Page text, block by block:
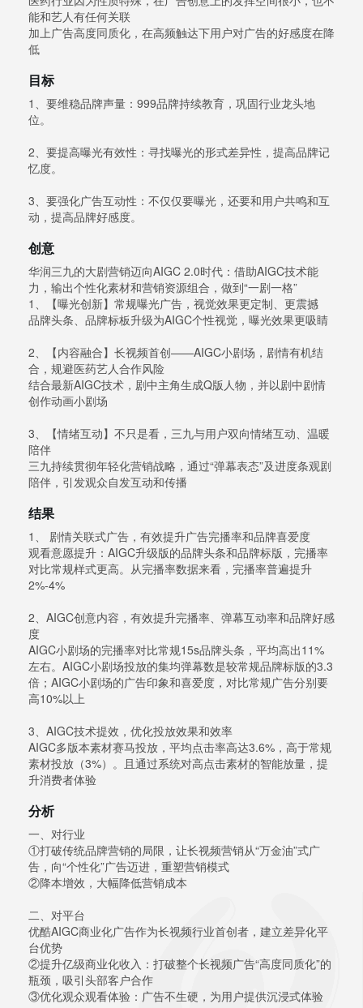
能和艺人有任何关联
加上广告高度同质化，在高频触达下用户对广告的好感度在降
低
目标
1、要维稳品牌声量：999品牌持续教育，巩固行业龙头地
位。
2、要提高曝光有效性：寻找曝光的形式差异性，提高品牌记
忆度。
3、要强化广告互动性：不仅仅要曝光，还要和用户共鸣和互
动，提高品牌好感度。
创意
华润三九的大剧营销迈向AIGC 2.0时代：借助AIGC技术能
力，输出个性化素材和营销资源组合，做到“一剧一格”
1、【曝光创新】常规曝光广告，视觉效果更定制、更震撼
品牌头条、品牌标板升级为AIGC个性视觉，曝光效果更吸睛
2、【内容融合】长视频首创——AIGC小剧场，剧情有机结
合，规避医药艺人合作风险
结合最新AIGC技术，剧中主角生成Q版人物，并以剧中剧情
创作动画小剧场
3、【情绪互动】不只是看，三九与用户双向情绪互动、温暖
陪伴
三九持续贯彻年轻化营销战略，通过“弹幕表态”及进度条观剧
陪伴，引发观众自发互动和传播
结果
1、 剧情关联式广告，有效提升广告完播率和品牌喜爱度
观看意愿提升：AIGC升级版的品牌头条和品牌标版，完播率
对比常规样式更高。从完播率数据来看，完播率普遍提升
2%-4%
2、AIGC创意内容，有效提升完播率、弹幕互动率和品牌好感
度
AIGC小剧场的完播率对比常规15s品牌头条，平均高出11%
左右。AIGC小剧场投放的集均弹幕数是较常规品牌标版的3.3
倍；AIGC小剧场的广告印象和喜爱度，对比常规广告分别要
高10%以上
3、AIGC技术提效，优化投放效果和效率
AIGC多版本素材赛马投放，平均点击率高达3.6%，高于常规
素材投放（3%）。且通过系统对高点击素材的智能放量，提
升消费者体验
分析
一、对行业
①打破传统品牌营销的局限，让长视频营销从“万金油”式广
告，向“个性化”广告迈进，重塑营销模式
②降本增效，大幅降低营销成本
二、对平台
优酷AIGC商业化广告作为长视频行业首创者，建立差异化平
台优势
②提升亿级商业化收入：打破整个长视频广告“高度同质化”的
瓶颈，吸引头部客户合作
③优化观众观看体验：广告不生硬，为用户提供沉浸式体验